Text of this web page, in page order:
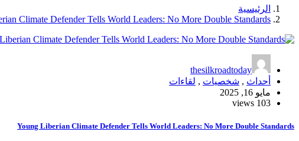
الرئيسية
Climate Defender Tells World Leaders: No More Double Standards
thesilkroadtoday
أحداث , شخصيات , لقاءات
مايو 16, 2025
103 views
Young Liberian Climate Defender Tells World Leaders: No More Double Standards